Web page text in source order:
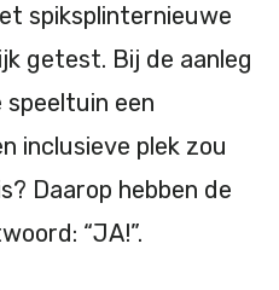
spiksplinternieuwe
getest. Bij de aanleg
een
inclusieve plek zou
Daarop hebben de
“JA!”.